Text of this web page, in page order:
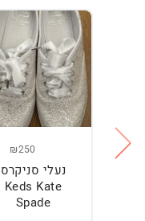
₪250
נעלי סניקרס
Keds Kate
Spade